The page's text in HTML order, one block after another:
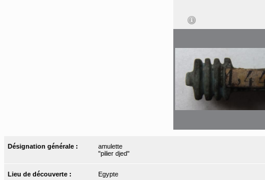
Désignation générale :
amulette
"pilier djed"
Lieu de découverte : Egypte